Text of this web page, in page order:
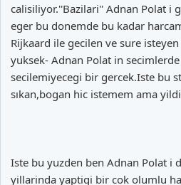
calisiliyor.''Bazilari'' Adnan Polat i
eger bu donemde bu kadar
Rijkaard ile gecilen ve sure
yuksek- Adnan Polat in
secilemiyecegi bir gercek.Iste bu
sıkan,bogan hic istemem ama
Iste bu yuzden ben Adnan Polat i
yillarinda yaptigi bir cok olumlu